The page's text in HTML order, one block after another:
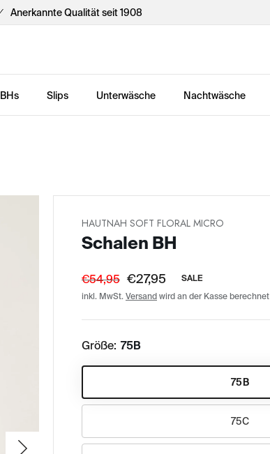
Anerkannte Qualität seit 1908
BHs Slips Unterwäsche Nachtwäsche
HAUTNAH SOFT FLORAL MICRO
Schalen BH
€54,95 €27,95
SALE
inkl. MwSt. Versand wird an der Kasse berechnet
Größe: 75B
75B
75C